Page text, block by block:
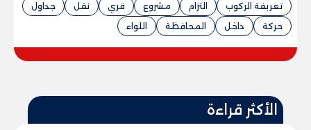
تعريفة الركوب
التزام مشروع قري نقل
جداول
حركة
داخل المحافظة اللواء
الأكثر قراءة